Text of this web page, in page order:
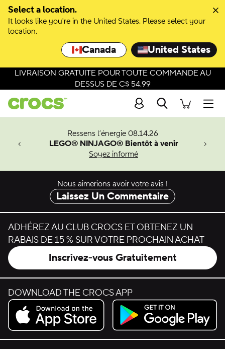
Select a location.
It looks like you're in the United States. Please select your
location.
Canada United States
LIVRAISON GRATUITE POUR TOUTE COMMANDE AU
DESSUS DE C$ 54.99
Recherche
Ressens l’énergie 08.14.26
LEGO® NINJAGO® Bientôt à venir
Soyez informé
Man.
Nous aimerions avoir votre avis !
Laissez Un Commentaire
ADHÉREZ AU CLUB CROCS ET OBTENEZ UN
RABAIS DE 15 % SUR VOTRE PROCHAIN ACHAT
Inscrivez-vous Gratuitement
DOWNLOAD THE CROCS APP
Download on the App Store.
Get it on Google Play.